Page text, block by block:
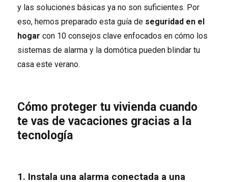
y las soluciones básicas ya no son suficientes. Por
eso, hemos preparado esta guía de seguridad en el
hogar con 10 consejos clave enfocados en cómo los
sistemas de alarma y la domótica pueden blindar tu
casa este verano.
Cómo proteger tu vivienda cuando
te vas de vacaciones gracias a la
tecnología
1. Instala una alarma conectada a una